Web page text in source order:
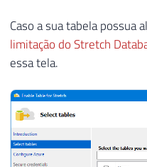
Caso a sua tabela possua
limitação do Stretch
essa tela.